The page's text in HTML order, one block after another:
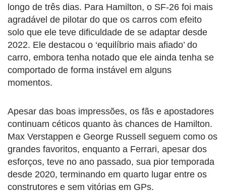
longo de três dias. Para Hamilton, o SF-26 foi mais
agradável de pilotar do que os carros com efeito
solo que ele teve dificuldade de se adaptar desde
2022. Ele destacou o ‘equilíbrio mais afiado’ do
carro, embora tenha notado que ele ainda tenha se
comportado de forma instável em alguns
momentos.
Apesar das boas impressões, os fãs e apostadores
continuam céticos quanto às chances de Hamilton.
Max Verstappen e George Russell seguem como os
grandes favoritos, enquanto a Ferrari, apesar dos
esforços, teve no ano passado, sua pior temporada
desde 2020, terminando em quarto lugar entre os
construtores e sem vitórias em GPs.